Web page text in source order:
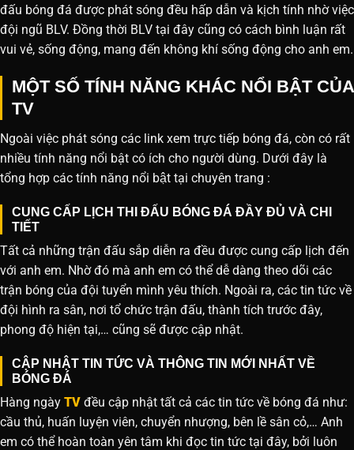
đấu bóng đá được phát sóng đều hấp dẫn và kịch tính nhờ việc
đội ngũ BLV. Đồng thời BLV tại đây cũng có cách bình luận rất
vui vẻ, sống động, mang đến không khí sống động cho anh em.
MỘT SỐ TÍNH NĂNG KHÁC NỔI BẬT CỦA
TV
Ngoài việc phát sóng các link xem trực tiếp bóng đá, còn có rất
nhiều tính năng nổi bật có ích cho người dùng. Dưới đây là
tổng hợp các tính năng nổi bật tại chuyên trang :
CUNG CẤP LỊCH THI ĐẤU BÓNG ĐÁ ĐẦY ĐỦ VÀ CHI
TIẾT
Tất cả những trận đấu sắp diễn ra đều được cung cấp lịch đến
với anh em. Nhờ đó mà anh em có thể dễ dàng theo dõi các
trận bóng của đội tuyển mình yêu thích. Ngoài ra, các tin tức về
đội hình ra sân, nơi tổ chức trận đấu, thành tích trước đây,
phong độ hiện tại,… cũng sẽ được cập nhật.
CẬP NHẬT TIN TỨC VÀ THÔNG TIN MỚI NHẤT VỀ
BÓNG ĐÁ
Hàng ngày TV đều cập nhật tất cả các tin tức về bóng đá như:
cầu thủ, huấn luyện viên, chuyển nhượng, bên lề sân cỏ,… Anh
em có thể hoàn toàn yên tâm khi đọc tin tức tại đây, bởi luôn